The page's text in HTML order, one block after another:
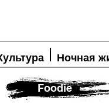
Ночная
Foodie